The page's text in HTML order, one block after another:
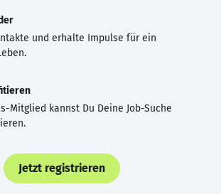
und erhalte Impulse für ein
Mitglied kannst Du Deine Job-Suche
Jetzt registrieren